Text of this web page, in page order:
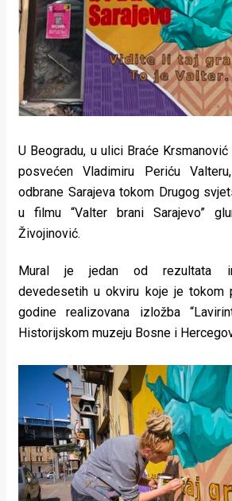
Lifestyle
Beauty
Fashion
Zdravlje
Za
stolom
Život
pokretu
Ideje
Urban
Places
Aktivizam
U Beogradu, u ulici Braće
posvećen Vladimiru Periću
odbrane Sarajeva tokom Drugog
u filmu “Valter brani Sarajevo”
Živojinović.
Mural je jedan od rezultata
devedesetih u okviru koje je tokom
godine realizovana izložba
Historijskom muzeju Bosne i